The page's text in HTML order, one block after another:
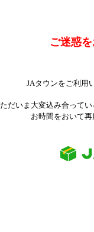
ご迷惑
JAタウンをご利用
ただいま大変込み合って
お時間をおいて